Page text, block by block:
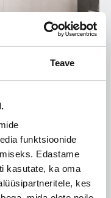
Teave
funktsioonide
Edastame
kasutate, ka oma
kes
koha ja kaunis
luues terviku.